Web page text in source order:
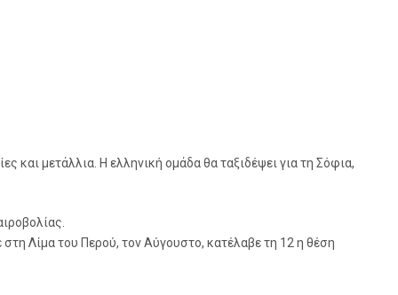
και μετάλλια. Η ελληνική ομάδα θα ταξιδέψει για τη Σόφια,
Λίμα του Περού, τον Αύγουστο, κατέλαβε τη 12 η θέση